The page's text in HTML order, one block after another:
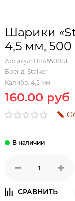
Шарики
4,5 мм, 500
Артикул: BB45500ST
Бренд: Stalker
Калибр: 4,5 мм
160.00 руб